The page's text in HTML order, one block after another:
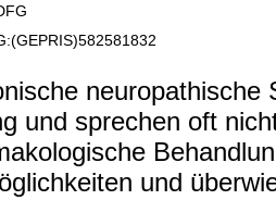
neuropathische
und sprechen oft
und